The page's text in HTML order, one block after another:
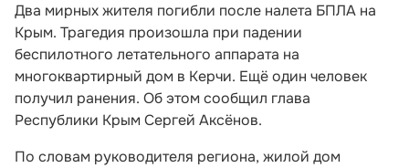
Два мирных жителя погибли после налета БПЛА на
Крым. Трагедия произошла при падении
беспилотного летательного аппарата на
многоквартирный дом в Керчи. Ещё один человек
получил ранения. Об этом сообщил глава
Республики Крым Сергей Аксёнов.
По словам руководителя региона, жилой дом